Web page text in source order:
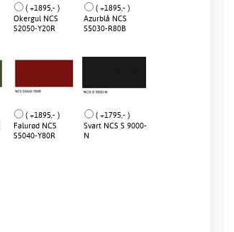
( +1895,- )
Okergul NCS
S2050-Y20R
( +1895,- )
Azurblå NCS
S5030-R80B
( +1895,- )
Falurød NCS
S5040-Y80R
( +1795,- )
Svart NCS S 9000-
N